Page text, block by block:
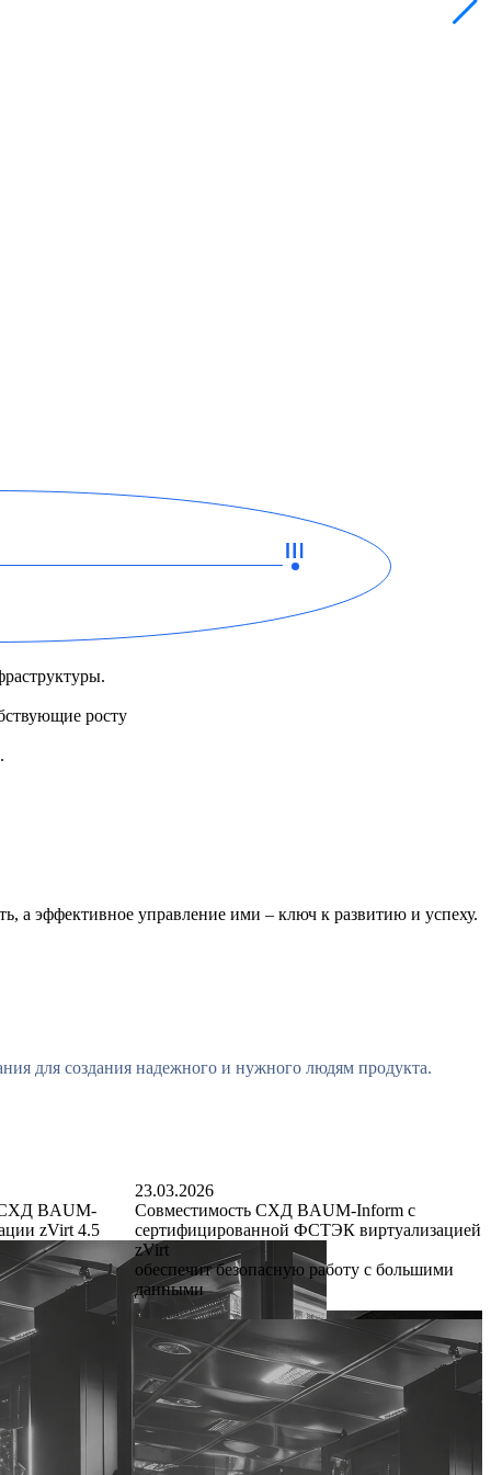
росту
а эффективное управление ими – ключ к развитию и успеху.
ния для создания надежного и нужного людям продукта.
СХД BAUM-
zVirt 4.5
23.03.2026
Совместимость СХД BAUM-Inform с
сертифицированной ФСТЭК виртуализацией
zVirt
обеспечит безопасную работу с большими
данными